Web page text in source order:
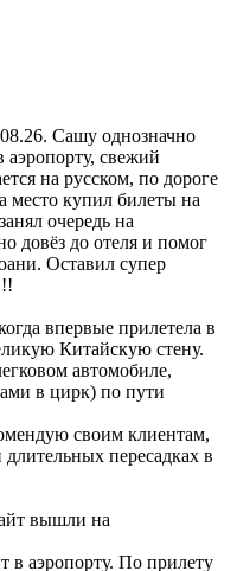
Сашу однозначно
свежий
на русском, по дороге
место купил билеты на
очередь на
довёз до отеля и помог
Оставил супер
впервые прилетела в
Китайскую стену.
автомобиле,
в цирк) по пути
своим клиентам,
пересадках в
вышли на
в аэропорту. По прилету